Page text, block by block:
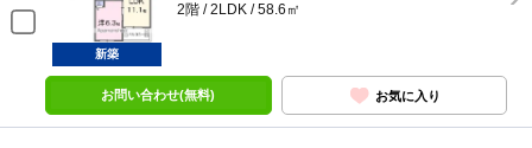
2階 / 2LDK / 58.6㎡
新築
お問い合わせ(無料) お気に入り